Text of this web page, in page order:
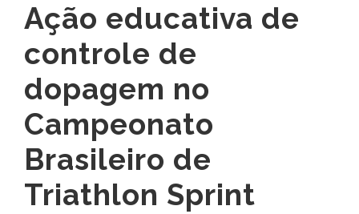
Ação educativa de
controle de
dopagem no
Campeonato
Brasileiro de
Triathlon Sprint